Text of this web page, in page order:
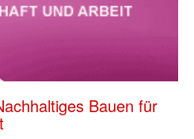
Bauen für